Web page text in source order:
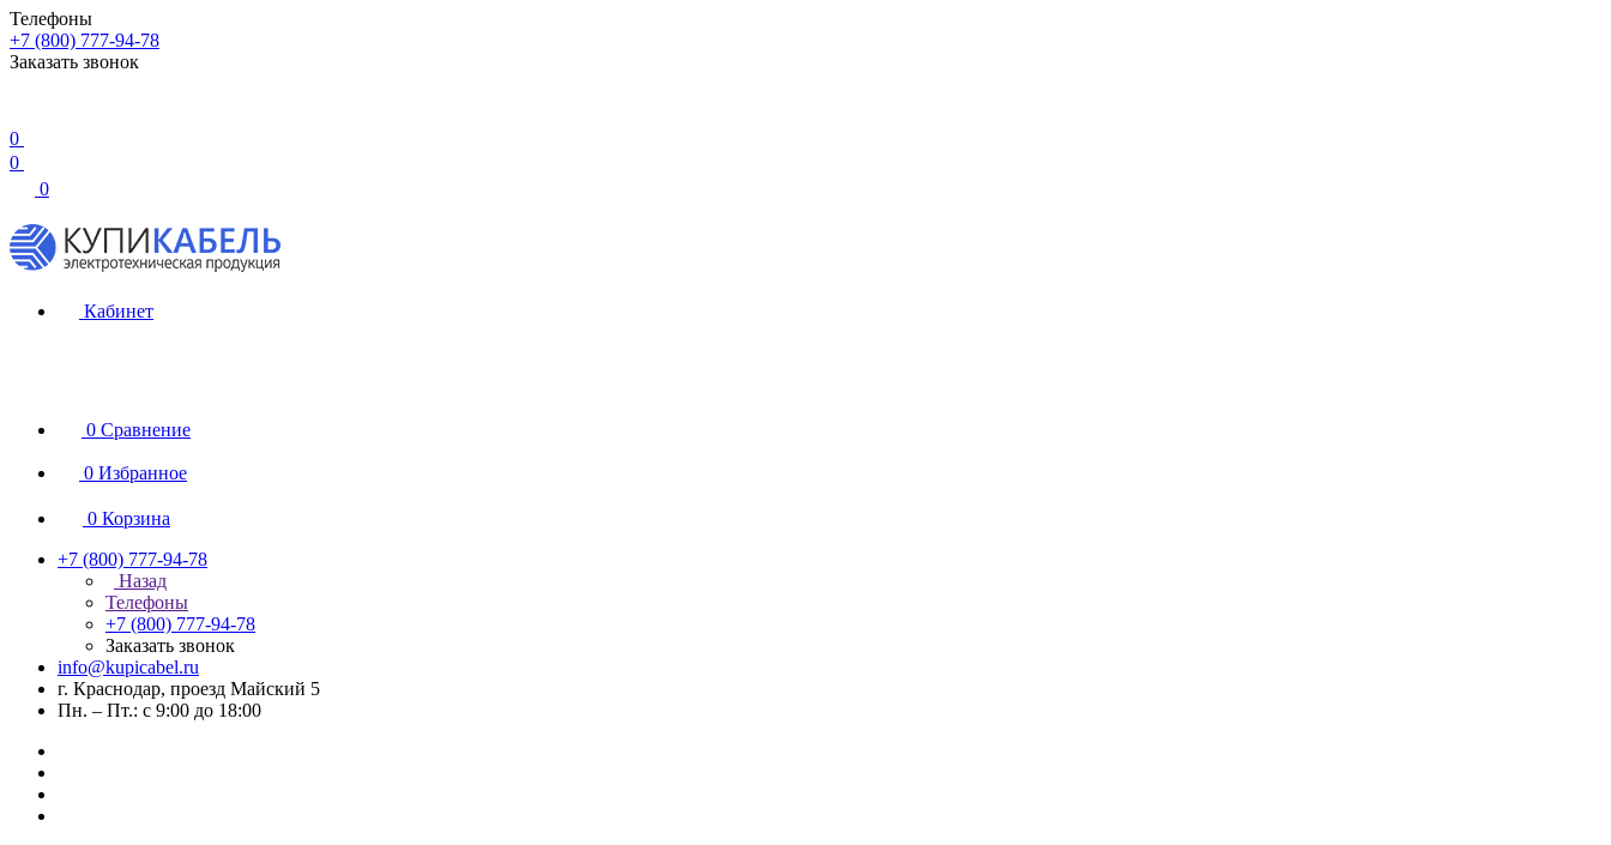
Телефоны
+7 (800) 777-94-78
Заказать звонок
0
0
0
Кабинет
0 Сравнение
0 Избранное
0 Корзина
+7 (800) 777-94-78
Назад
Телефоны
+7 (800) 777-94-78
Заказать звонок
info@kupicabel.ru
г. Краснодар, проезд Майский 5
Пн. – Пт.: с 9:00 до 18:00